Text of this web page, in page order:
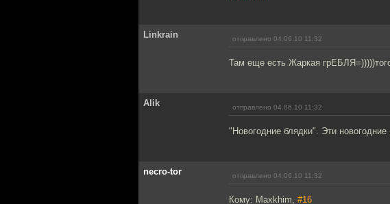
Linkrain отправлено 04.06.10 11:32
Там еще есть Жаркая
Alik отправлено 04.06.10 11:32
"Новогодние блядки". Эти
necro-tor отправлено 04.06.10 11:32
Кому: Maxkhim, #16